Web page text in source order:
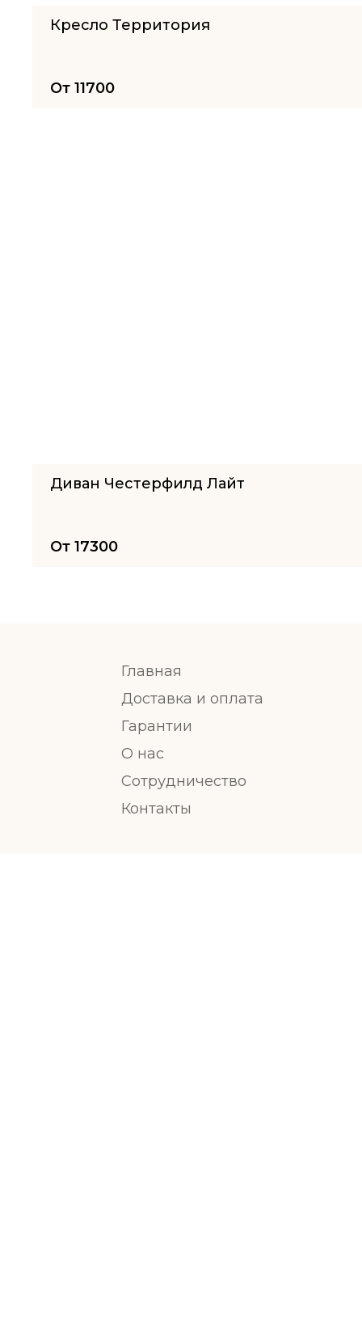
Кресло Территория
От 11700
Диван Честерфилд Лайт
От 17300
Главная
Доставка и оплата
Гарантии
О нас
Сотрудничество
Контакты